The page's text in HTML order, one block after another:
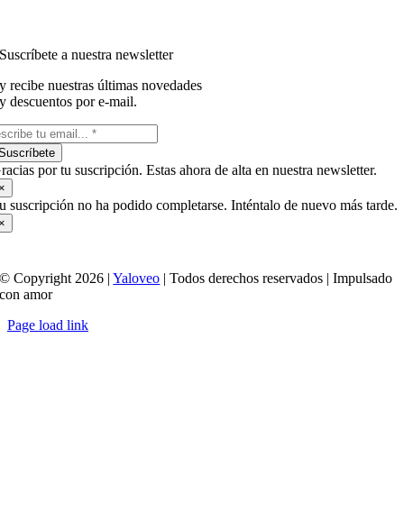
Suscríbete a nuestra newsletter
y recibe nuestras últimas novedades
y descuentos por e-mail.
por tu suscripción. Estas ahora de alta en nuestra newsletter.
suscripción no ha podido completarse. Inténtalo de nuevo más tarde.
© Copyright 2026 |Yaloveo | Todos derechos reservados | Impulsado
con amor
Page load link